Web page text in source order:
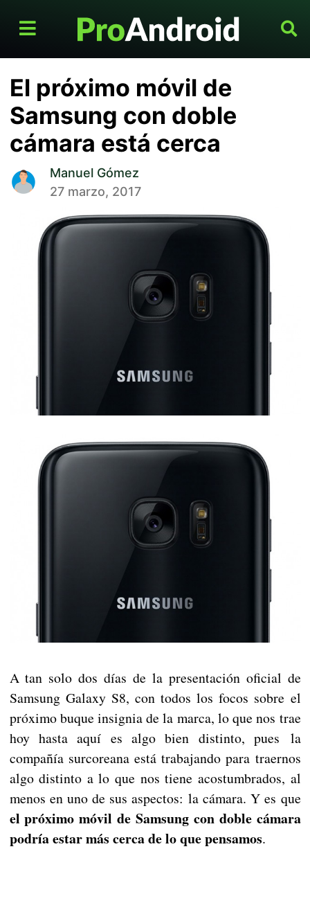
El próximo móvil de
Samsung con doble
cámara está cerca
Manuel Gómez
27 marzo, 2017
A tan solo dos días de la presentación oficial de
Samsung Galaxy S8, con todos los focos sobre el
próximo buque insignia de la marca, lo que nos trae
hoy hasta aquí es algo bien distinto, pues la
compañía surcoreana está trabajando para traernos
algo distinto a lo que nos tiene acostumbrados, al
menos en uno de sus aspectos: la cámara. Y es que
el próximo móvil de Samsung con doble cámara
podría estar más cerca de lo que pensamos.